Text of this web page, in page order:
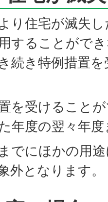
り住宅が滅失
することがで
続き特例措置
を受けること
年度の翌々年
でにほかの用
外となります。